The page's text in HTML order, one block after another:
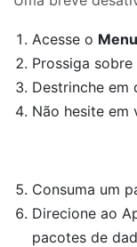
Acesse o
Prossiga
Destrinche em
Não hesite em
Consuma um
Direcione ao
pacotes de